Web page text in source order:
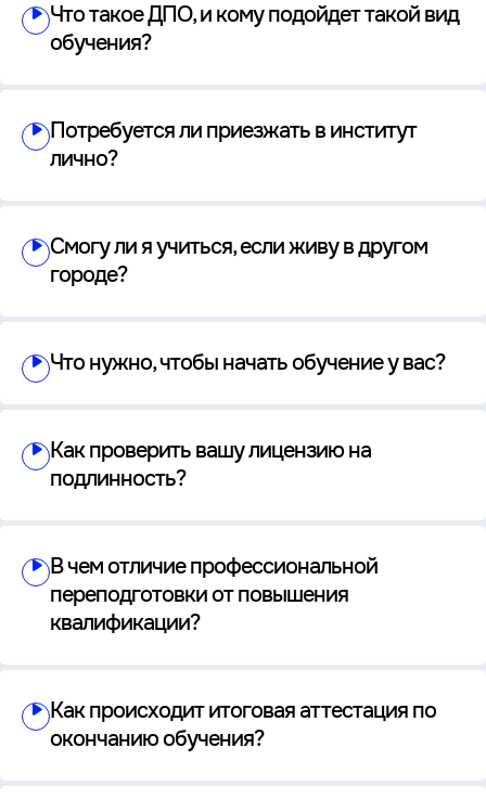
Что такое ДПО, и кому подойдет такой вид
обучения?
Потребуется ли приезжать в институт
лично?
Смогу ли я учиться, если живу в другом
городе?
Что нужно, чтобы начать обучение у вас?
Как проверить вашу лицензию на
подлинность?
В чем отличие профессиональной
переподготовки от повышения
квалификации?
Как происходит итоговая аттестация по
окончанию обучения?